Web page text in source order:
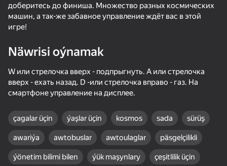
Oýun
доберитесь до финиша. Множество разных космических
машин, а так-же забавное управление ждёт вас в этой
игре!
Näwrisi oýnamak
W или стрелочка вверх - подпрыгнуть. A или стрелочка
вверх - ехать назад. D -или стрелочка вправо - газ. На
смартфоне управление на дисплее.
çagalar üçin ýaşlar üçin kosmos sada sürüş
awariýa awtobuslar awtoulaglar päsgelçilikli
ýönetim bilimi bilen ýük maşynlary çeşitlilik üçin